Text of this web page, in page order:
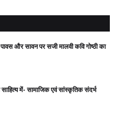
और सावन पर सजी मालवी कवि गोष्ठी का
में- सामाजिक एवं सांस्कृतिक संदर्भ